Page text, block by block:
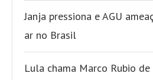
Janja pressiona e AGU
ar no Brasil
Lula chama Marco Rubio